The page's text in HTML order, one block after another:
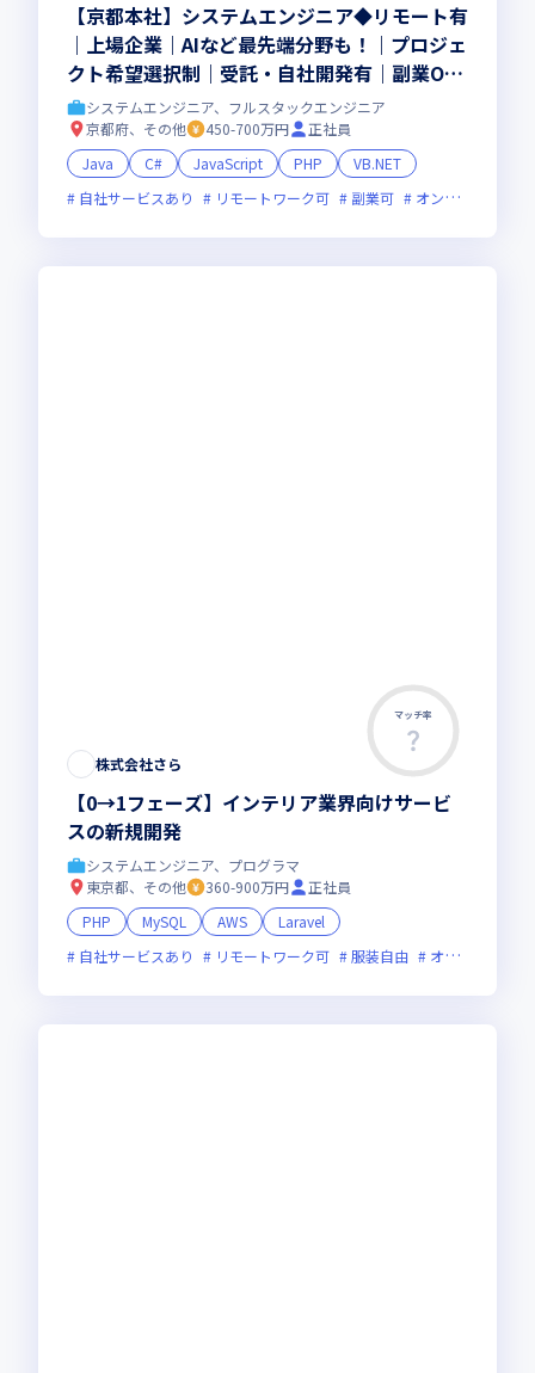
【京都本社】システムエンジニア◆リモート有
｜上場企業｜AIなど最先端分野も！｜プロジェ
クト希望選択制｜受託・自社開発有｜副業OK
｜プライム案件中心｜平均残業10h程◎
システムエンジニア、フルスタックエンジニア
京都府、その他
450-700万円
正社員
Java
C# JavaScript PHP
VB.NET
自社サービスあり
リモートワーク可 副業可 オンライン選考可
マッチ率
株式会社さら
【0→1フェーズ】インテリア業界向けサービ
スの新規開発
システムエンジニア、プログラマ
東京都、その他
360-900万円
正社員
PHP
MySQL AWS
Laravel
自社サービスあり
リモートワーク可 服装自由 オンライン選考可